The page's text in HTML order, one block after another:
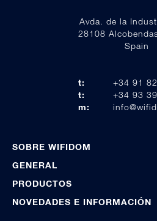
Avda. de la
28108
Spain
t:
+34 91
t:
+34 93
m:
SOBRE WIFIDOM
GENERAL
PRODUCTOS
NOVEDADES E INFORMACIÓN